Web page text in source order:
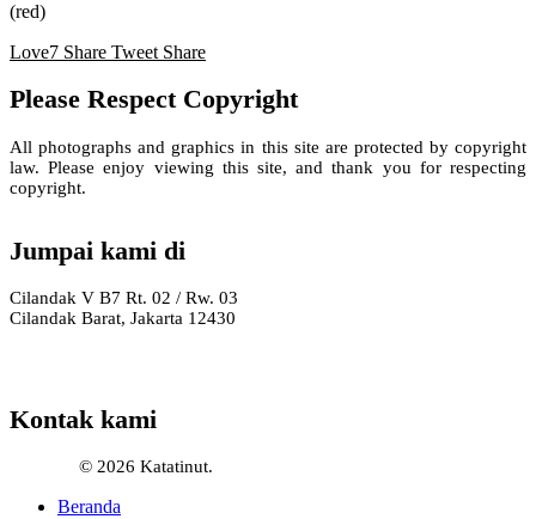
(red)
Love7 Share Tweet Share
Please Respect Copyright
All photographs and graphics in this site are protected by copyright
law. Please enjoy viewing this site, and thank you for respecting
copyright.
Jumpai kami di
Cilandak V B7 Rt. 02 / Rw. 03
Cilandak Barat, Jakarta 12430
Kontak kami
© 2026 Katatinut.
Close
Beranda